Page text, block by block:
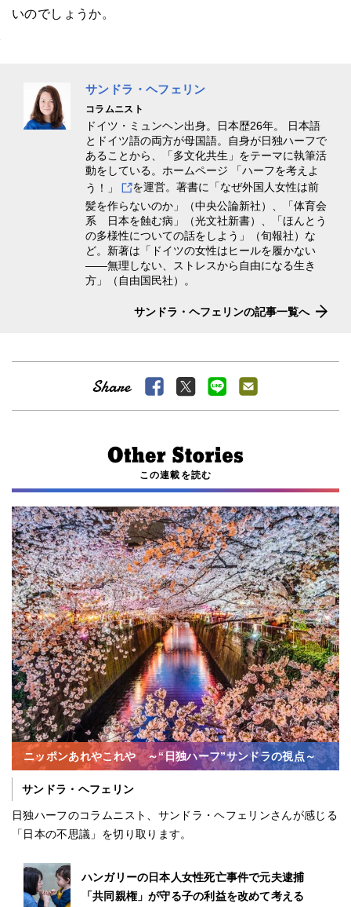
いのでしょうか。
サンドラ・ヘフェリン
コラムニスト
ドイツ・ミュンヘン出身。日本歴26年。 日本語
とドイツ語の両方が母国語。自身が日独ハーフで
あることから、「多文化共生」をテーマに執筆活
動をしている。ホームページ
「ハーフを考えよ
う！」
を運営。著書に「なぜ外国人女性は前
髪を作らないのか」（中央公論新社）、「体育会
系 日本を蝕む病」（光文社新書）、「ほんとう
の多様性についての話をしよう」（旬報社）な
ど。新著は「ドイツの女性はヒールを履かない
――無理しない、ストレスから自由になる生き
方」（自由国民社）。
サンドラ・ヘフェリンの記事一覧へ
この連載を読む
ニッポンあれやこれや ～“日独ハーフ”サンドラの視点～
サンドラ・ヘフェリン
日独ハーフのコラムニスト、サンドラ・ヘフェリンさんが感じる
「日本の不思議」を切り取ります。
ハンガリーの日本人女性死亡事件で元夫逮捕
「共同親権」が守る子の利益を改めて考える